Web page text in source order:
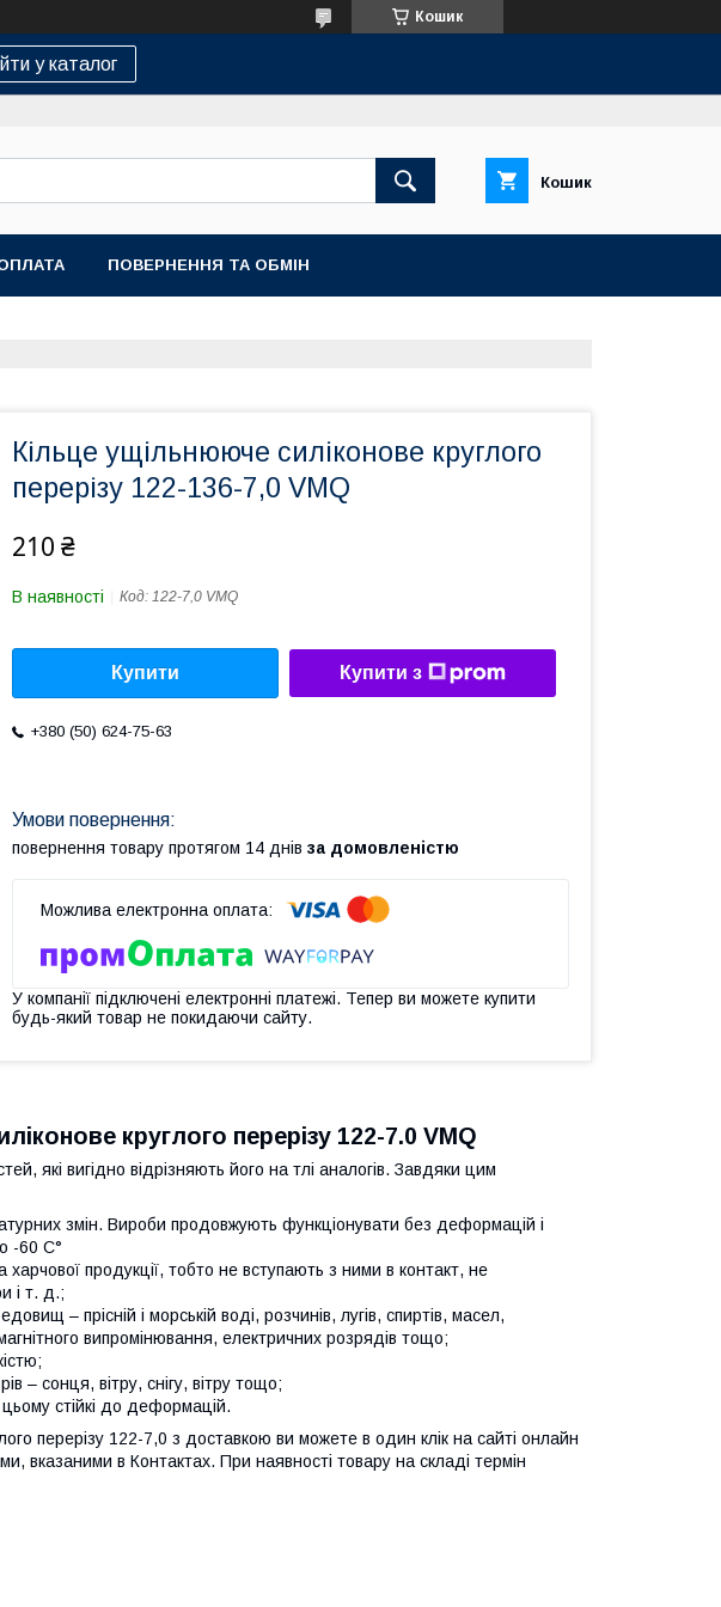
Кошик
у каталог
Кошик
ПОВЕРНЕННЯ ТА ОБМІН
Кільце ущільнююче силіконове круглого
перерізу 122-136-7,0 VMQ
210 ₴
В наявності Код: 122-7,0 VMQ
Купити Купити з
+380 (50) 624-75-63
повернення товару протягом 14 днів за домовленістю
У компанії підключені електронні платежі. Тепер ви можете купити
будь-який товар не покидаючи сайту.
круглого перерізу 122-7.0 VMQ
які вигідно відрізняють його на тлі аналогів. Завдяки цим
змін. Вироби продовжують функціонувати без деформацій і
-60 C°
продукції, тобто не вступають з ними в контакт, не
і т. д.;
– прісній і морській воді, розчинів, лугів, спиртів, масел,
випромінювання, електричних розрядів тощо;
– сонця, вітру, снігу, вітру тощо;
стійкі до деформацій.
перерізу 122-7,0 з доставкою ви можете в один клік на сайті онлайн
в Контактах. При наявності товару на складі термін